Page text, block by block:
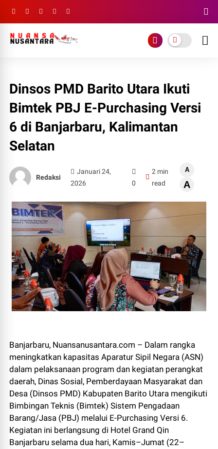
Dinsos PMD Barito Utara Ikuti
Bimtek PBJ E-Purchasing Versi
6 di Banjarbaru, Kalimantan
Selatan
Redaksi
Januari 24,
2026
0
2 min
read
A
A
Banjarbaru, Nuansanusantara.com – Dalam rangka
meningkatkan kapasitas Aparatur Sipil Negara (ASN)
dalam pelaksanaan program dan kegiatan perangkat
daerah, Dinas Sosial, Pemberdayaan Masyarakat dan
Desa (Dinsos PMD) Kabupaten Barito Utara mengikuti
Bimbingan Teknis (Bimtek) Sistem Pengadaan
Barang/Jasa (PBJ) melalui E-Purchasing Versi 6.
Kegiatan ini berlangsung di Hotel Grand Qin
Banjarbaru selama dua hari, Kamis–Jumat (22–